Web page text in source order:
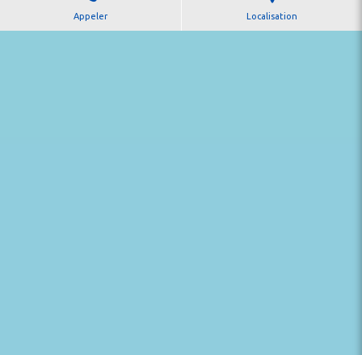
Appeler Localisation